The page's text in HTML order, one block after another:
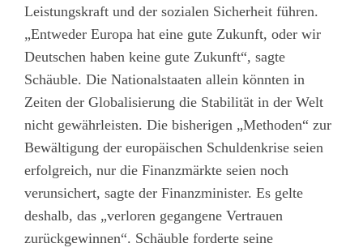
Leistungskraft und der sozialen Sicherheit führen.
„Entweder Europa hat eine gute Zukunft, oder wir
Deutschen haben keine gute Zukunft“, sagte
Schäuble. Die Nationalstaaten allein könnten in
Zeiten der Globalisierung die Stabilität in der Welt
nicht gewährleisten. Die bisherigen „Methoden“ zur
Bewältigung der europäischen Schuldenkrise seien
erfolgreich, nur die Finanzmärkte seien noch
verunsichert, sagte der Finanzminister. Es gelte
deshalb, das „verloren gegangene Vertrauen
zurückgewinnen“. Schäuble forderte seine